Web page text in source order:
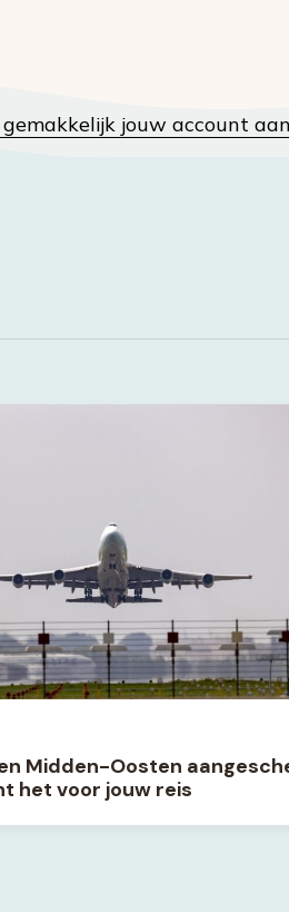
jouw account aan
Midden-Oosten
het voor jouw reis